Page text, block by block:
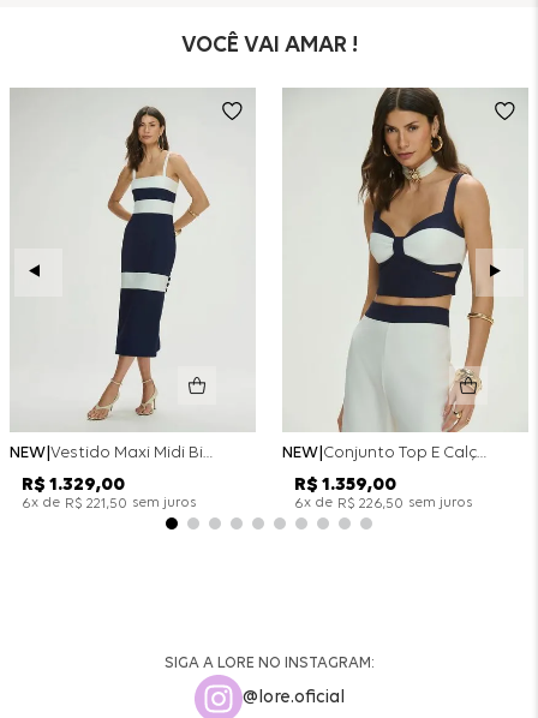
VOCÊ VAI AMAR !
NEW Vestido Maxi Midi Bicolor Alfaitaria Navy - Marinho
R$ 1.329,00
6x de R$ 221,50 sem juros
NEW Conjunto Top E Calça Wide Leg Bicolor Alfaitaria - Off White
R$ 1.359,00
6x de R$ 226,50 sem juros
SIGA A LORE NO INSTAGRAM:
@lore.oficial